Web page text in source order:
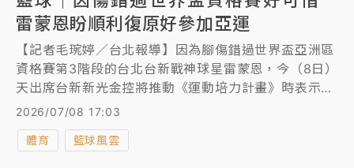
雷蒙恩盼順利復原好參加亞運
【記者毛琬婷／台北報導】因為腳傷錯過世界盃亞洲區
資格賽第3階段的台北台新戰神球星雷蒙恩，今（8日）
天出席台新新光金控將推動《運動培力計畫》時表示，
希望傷勢可以趕快復原，接下來能有機會代表台灣參與
2026/07/08 17:03
體育 籃球風雲